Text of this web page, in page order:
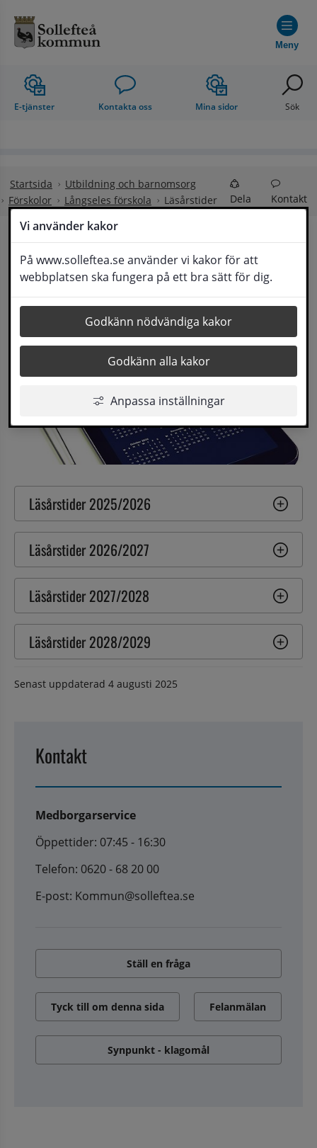
Vi använder kakor
På www.solleftea.se använder vi kakor för att
webbplatsen ska fungera på ett bra sätt för dig.
Godkänn nödvändiga kakor
Godkänn alla kakor
Anpassa inställningar
Meny
E-tjänster Kontakta oss Mina sidor Sök
Startsida
Utbildning och barnomsorg
Förskolor
Långseles förskola Läsårstider Dela Kontakt
Läsårstider
Läsårstider 2025/2026
Läsårstider 2026/2027
Läsårstider 2027/2028
Läsårstider 2028/2029
Senast uppdaterad 4 augusti 2025
Kontakt
Medborgarservice
Öppettider: 07:45 - 16:30
Telefon: 0620 - 68 20 00
E-post: Kommun@solleftea.se
Ställ en fråga
Tyck till om denna sida Felanmälan
Synpunkt - klagomål